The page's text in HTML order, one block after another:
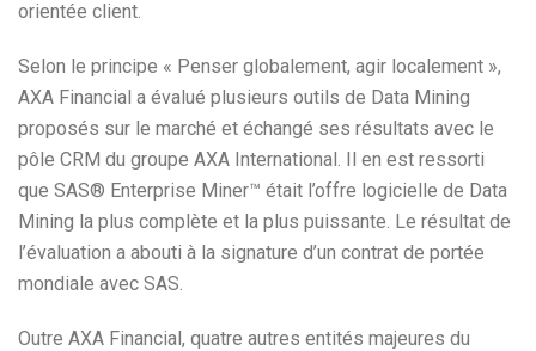
orientée client.
Selon le principe « Penser globalement, agir localement »,
AXA Financial a évalué plusieurs outils de Data Mining
proposés sur le marché et échangé ses résultats avec le
pôle CRM du groupe AXA International. Il en est ressorti
que SAS® Enterprise Miner™ était l’offre logicielle de Data
Mining la plus complète et la plus puissante. Le résultat de
l’évaluation a abouti à la signature d’un contrat de portée
mondiale avec SAS.
Outre AXA Financial, quatre autres entités majeures du